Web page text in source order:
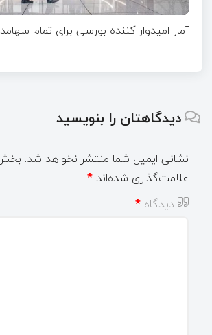
آمار امیدوار کننده بورسی برای تمام سهامداران
دیدگاهتان را بنویسید
نشانی ایمیل شما منتشر نخواهد شد.
علامت‌گذاری شده‌اند *
دیدگاه *